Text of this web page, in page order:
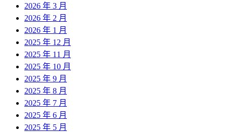
2026 年 3 月
2026 年 2 月
2026 年 1 月
2025 年 12 月
2025 年 11 月
2025 年 10 月
2025 年 9 月
2025 年 8 月
2025 年 7 月
2025 年 6 月
2025 年 5 月